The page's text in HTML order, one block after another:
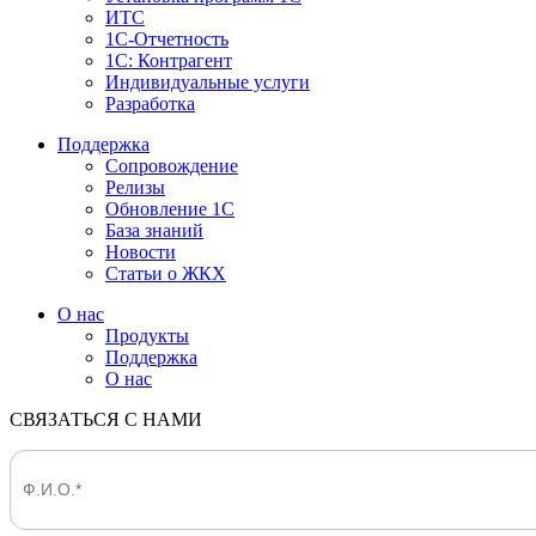
ИТС
1С-Отчетность
1С: Контрагент
Индивидуальные услуги
Разработка
Поддержка
Сопровождение
Релизы
Обновление 1С
База знаний
Новости
Статьи о ЖКХ
О нас
Продукты
Поддержка
О нас
СВЯЗАТЬСЯ С НАМИ